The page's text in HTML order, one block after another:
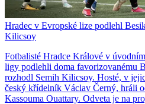
Hradec v Evropské lize podlehl
Kilicsoy
Fotbalisté Hradce Králové v
ligy podlehli doma favorizovanému
rozhodl Semih Kilicsoy. Hosté, v
český křídelník Václav Černý, hráli
Kassouma Ouattary. Odveta je na